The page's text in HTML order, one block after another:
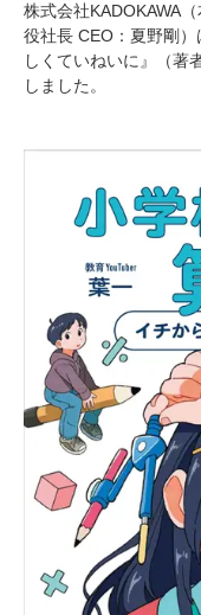
株式会社KADOKAWA
役社長 CEO：夏野剛
しくていねいに』（著
しました。